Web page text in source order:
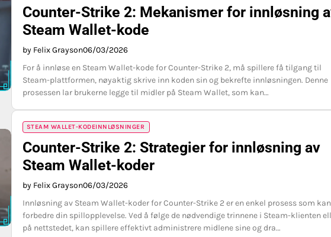
Counter-Strike 2: Mekanismer for innløsning
Steam Wallet-kode
by Felix Grayson06/03/2026
For å innløse en Steam Wallet-kode for Counter-Strike 2, må spillere få tilgang til
Steam-plattformen, nøyaktig skrive inn koden sin og bekrefte innløsningen. Denne
prosessen lar brukerne legge til midler på Steam Wallet, som kan…
STEAM WALLET-KODEINNLØSNINGER
Counter-Strike 2: Strategier for innløsning av
Steam Wallet-koder
by Felix Grayson06/03/2026
Innløsning av Steam Wallet-koder for Counter-Strike 2 er en enkel prosess som kan
forbedre din spillopplevelse. Ved å følge de nødvendige trinnene i Steam-klienten
på nettstedet, kan spillere effektivt administrere midlene sine og dra…